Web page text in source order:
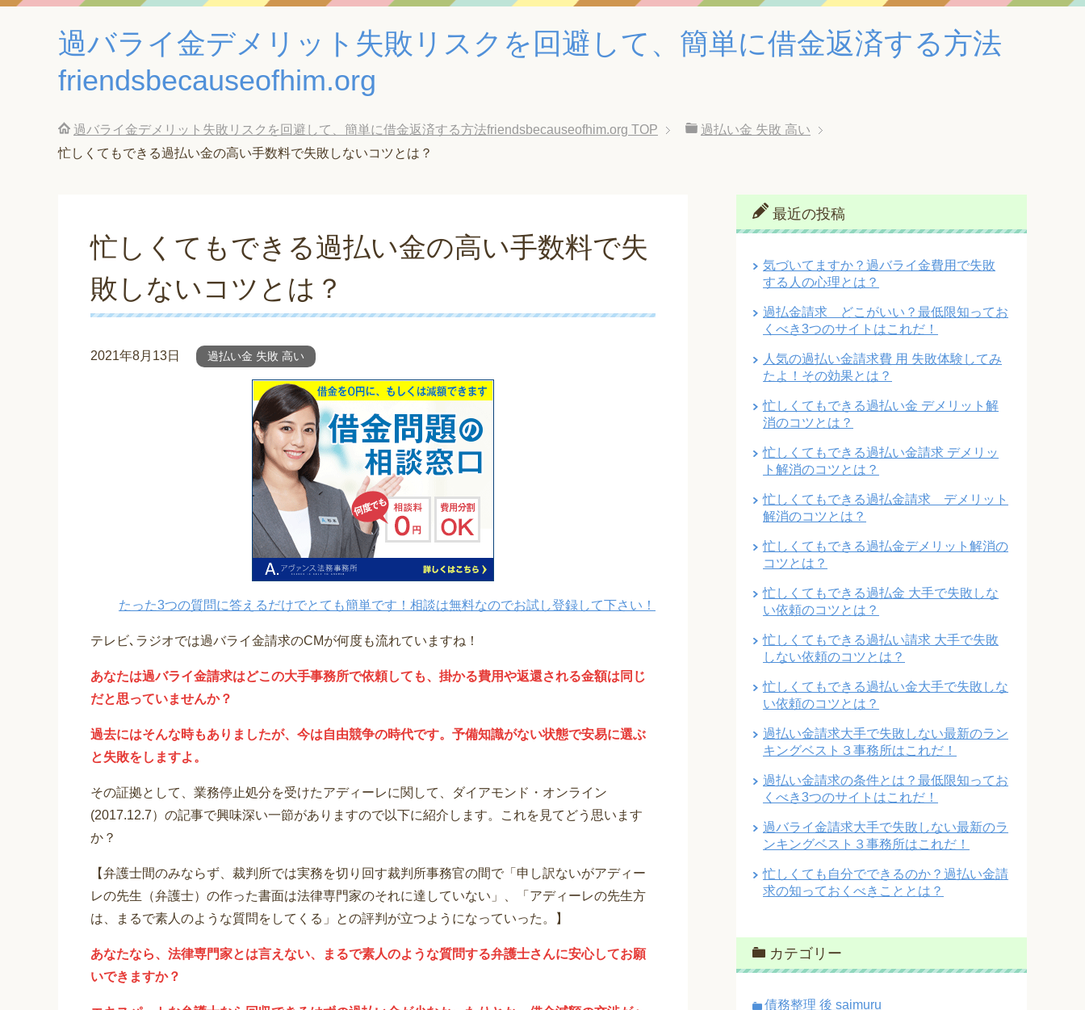
過バライ金デメリット失敗リスクを回避して、簡単に借金返済する方法
friendsbecauseofhim.org
過バライ金デメリット失敗リスクを回避して、簡単に借金返済する方法friendsbecauseofhim.org TOP
過払い金 失敗 高い
忙しくてもできる過払い金の高い手数料で失敗しないコツとは？
忙しくてもできる過払い金の高い手数料で失
敗しないコツとは？
2021年8月13日 過払い金 失敗 高い
たった3つの質問に答えるだけでとても簡単です！相談は無料なのでお試し登録して下さい！
テレビ､ラジオでは過バライ金請求のCMが何度も流れていますね！
あなたは過バライ金請求はどこの大手事務所で依頼しても、掛かる費用や返還される金額は同じ
だと思っていませんか？
過去にはそんな時もありましたが、今は自由競争の時代です。予備知識がない状態で安易に選ぶ
と失敗をしますよ。
その証拠として、業務停止処分を受けたアディーレに関して、ダイアモンド・オンライン
(2017.12.7）の記事で興味深い一節がありますので以下に紹介します。これを見てどう思います
か？
【弁護士間のみならず、裁判所では実務を切り回す裁判所事務官の間で「申し訳ないがアディー
レの先生（弁護士）の作った書面は法律専門家のそれに達していない」、「アディーレの先生方
は、まるで素人のような質問をしてくる」との評判が立つようになっていった。】
あなたなら、法律専門家とは言えない、まるで素人のような質問する弁護士さんに安心してお願
いできますか？
最近の投稿
気づいてますか？過バライ金費用で失敗
する人の心理とは？
過払金請求 どこがいい？最低限知ってお
くべき3つのサイトはこれだ！
人気の過払い金請求費 用 失敗体験してみ
たよ！その効果とは？
忙しくてもできる過払い金 デメリット解
消のコツとは？
忙しくてもできる過払い金請求 デメリッ
ト解消のコツとは？
忙しくてもできる過払金請求 デメリット
解消のコツとは？
忙しくてもできる過払金デメリット解消の
コツとは？
忙しくてもできる過払金 大手で失敗しな
い依頼のコツとは？
忙しくてもできる過払い請求 大手で失敗
しない依頼のコツとは？
忙しくてもできる過払い金大手で失敗しな
い依頼のコツとは？
過払い金請求大手で失敗しない最新のラン
キングベスト３事務所はこれだ！
過払い金請求の条件とは？最低限知ってお
くべき3つのサイトはこれだ！
過バライ金請求大手で失敗しない最新のラ
ンキングベスト３事務所はこれだ！
忙しくても自分でできるのか？過払い金請
求の知っておくべきこととは？
カテゴリー
債務整理 後 saimuru